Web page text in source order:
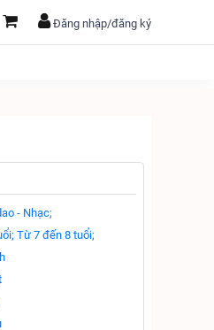
Đăng nhập/đăng ký
- Nhạc;
Từ 7 đến 8 tuổi;